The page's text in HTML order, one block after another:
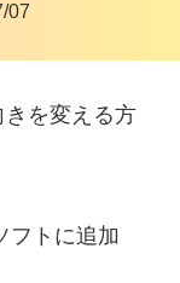
07
を変える方
フトに追加